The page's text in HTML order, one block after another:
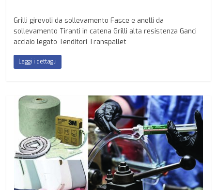
Grilli girevoli da sollevamento Fasce e anelli da
sollevamento Tiranti in catena Grilli alta resistenza Ganci
acciaio legato Tenditori Transpallet
Leggi i dettagli